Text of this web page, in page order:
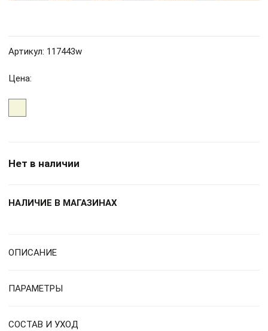
Артикул: 117443w
Цена:
Нет в наличии
НАЛИЧИЕ В МАГАЗИНАХ
ОПИСАНИЕ
ПАРАМЕТРЫ
СОСТАВ И УХОД